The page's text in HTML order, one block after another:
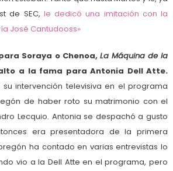
de SEC, le dedicó una imitación con la
José Cantudooss»
Soraya o Chenoa, La Máquina de la
a la fama para Antonia Dell Atte.
intervención televisiva en el programa
de haber roto su matrimonio con el
Lecquio. Antonia se despachó a gusto
era presentadora de la primera
ha contado en varias entrevistas lo
vio a la Dell Atte en el programa, pero